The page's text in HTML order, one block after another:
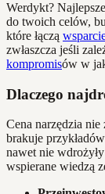
Werdykt?
do twoich celów,
które łączą
zwłaszcza jeśli
kompromisów w
Dlaczego
Cena narzędzia nie
brakuje
nawet nie
wspierane wiedzą